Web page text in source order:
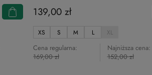
139,00 zł
Cena regularna:
169,00 zł
Najniższa cena:
152,00 zł
XS S M L XL